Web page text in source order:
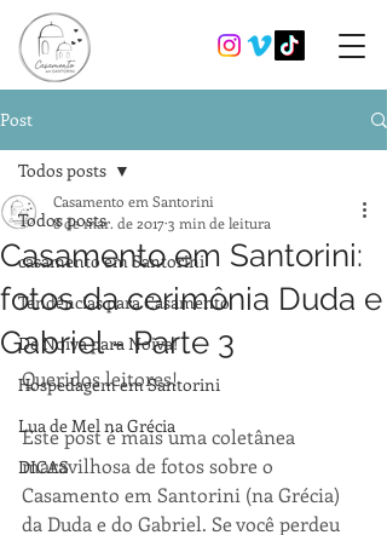
Post
Todos posts
casamento em Santorini
Tendências para Casamento
De Noiva para Noiva!
Hospedagem em Santorini
Lua de Mel na Grécia
DICAS
Todos posts
Casamento em Santorini:
fotos da cerimônia Duda e
Gabriel - Parte 3
Casamento em Santorini
8 de mar. de 20173 min de leitura
Queridos leitores!
Este post é mais uma coletânea
maravilhosa de fotos sobre o
Casamento em Santorini (na Grécia)
da Duda e do Gabriel. Se você perdeu